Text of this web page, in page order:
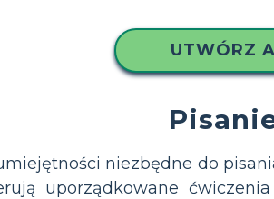
UTWÓRZ
niezbędne do
uporządkowane